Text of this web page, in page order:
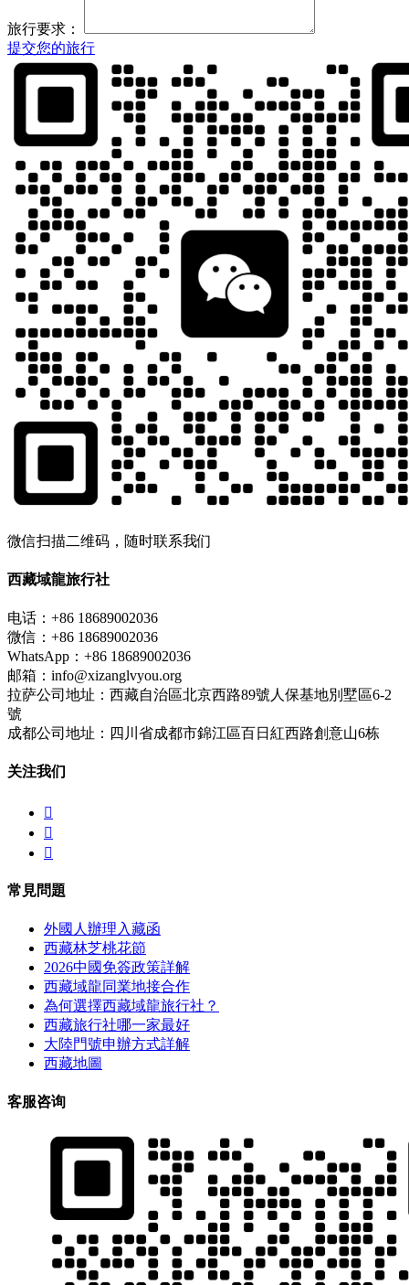
旅行要求：
提交您的旅行
微信扫描二维码，随时联系我们
西藏域龍旅行社
电话：+86 18689002036
微信：+86 18689002036
WhatsApp：+86 18689002036
邮箱：info@xizanglvyou.org
拉萨公司地址：西藏自治區北京西路89號人保基地別墅區6-2
號
成都公司地址：四川省成都市錦江區百日紅西路創意山6栋
关注我们



常見問題
外國人辦理入藏函
西藏林芝桃花節
2026中國免簽政策詳解
西藏域龍同業地接合作
為何選擇西藏域龍旅行社？
西藏旅行社哪一家最好
大陸門號申辦方式詳解
西藏地圖
客服咨询